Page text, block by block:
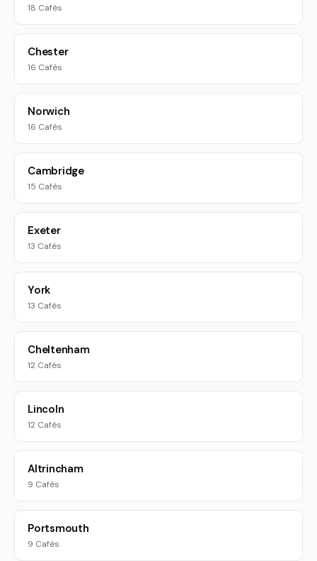
18 Cafés
Chester
16 Cafés
Norwich
16 Cafés
Cambridge
15 Cafés
Exeter
13 Cafés
York
13 Cafés
Cheltenham
12 Cafés
Lincoln
12 Cafés
Altrincham
9 Cafés
Portsmouth
9 Cafés